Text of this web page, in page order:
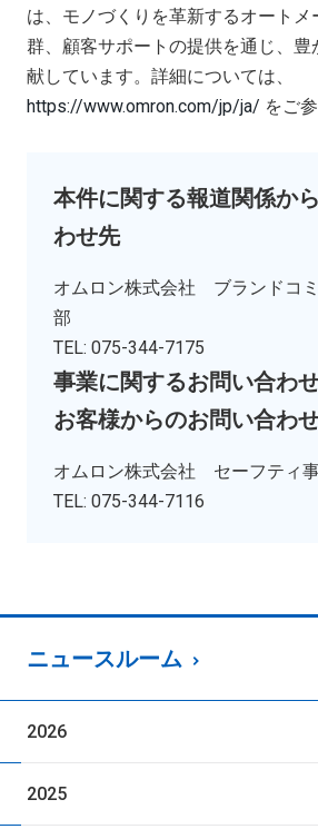
は、モノづくりを革新するオート
群、顧客サポートの提供を通じ、
献しています。詳細については、
https://www.omron.com/jp/ja/ をご
本件に関する報道関係か
わせ先
オムロン株式会社 ブランドコ
部
TEL: 075-344-7175
事業に関するお問い合わ
お客様からのお問い合わ
オムロン株式会社 セーフティ
TEL: 075-344-7116
ニュースルーム
2026
2025